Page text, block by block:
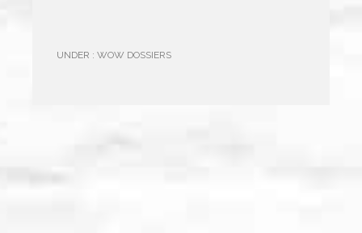
UNDER : WOW DOSSIERS